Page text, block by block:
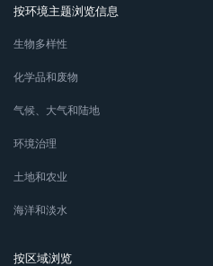
按环境主题浏览信息
生物多样性
化学品和废物
气候、大气和陆地
环境治理
土地和农业
海洋和淡水
按区域浏览